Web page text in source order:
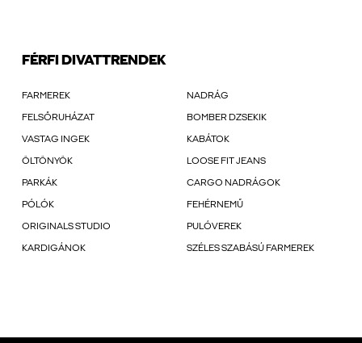
FÉRFI DIVATTRENDEK
FARMEREK NADRÁG
FELSŐRUHÁZAT BOMBER DZSEKIK
VASTAG INGEK KABÁTOK
ÖLTÖNYÖK LOOSE FIT JEANS
PARKÁK CARGO NADRÁGOK
PÓLÓK FEHÉRNEMŰ
ORIGINALS STUDIO PULÓVEREK
KARDIGÁNOK SZÉLES SZABÁSÚ FARMEREK